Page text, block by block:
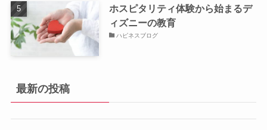
ホスピタリティ体験から始まるデ
ィズニーの教育
ハピネスブログ
最新の投稿